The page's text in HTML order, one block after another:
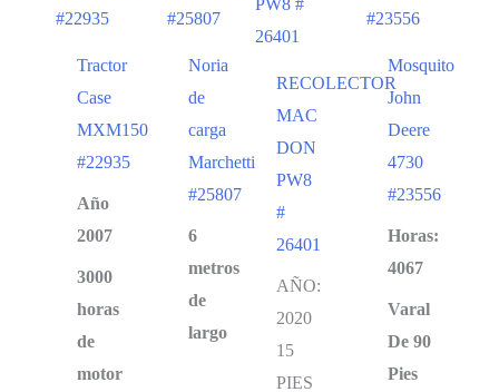
Tractor
Case
MXM150
#22935
Año
2007
3000
horas
de
motor
Noria
de
carga
Marchetti
#25807
6
metros
de
largo
RECOLECTOR
MAC
DON
PW8
#
26401
AÑO:
2020
15
PIES
Mosquito
John
Deere
4730
#23556
Horas:
4067
Varal
De 90
Pies